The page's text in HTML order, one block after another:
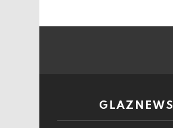
GLAZNEWS